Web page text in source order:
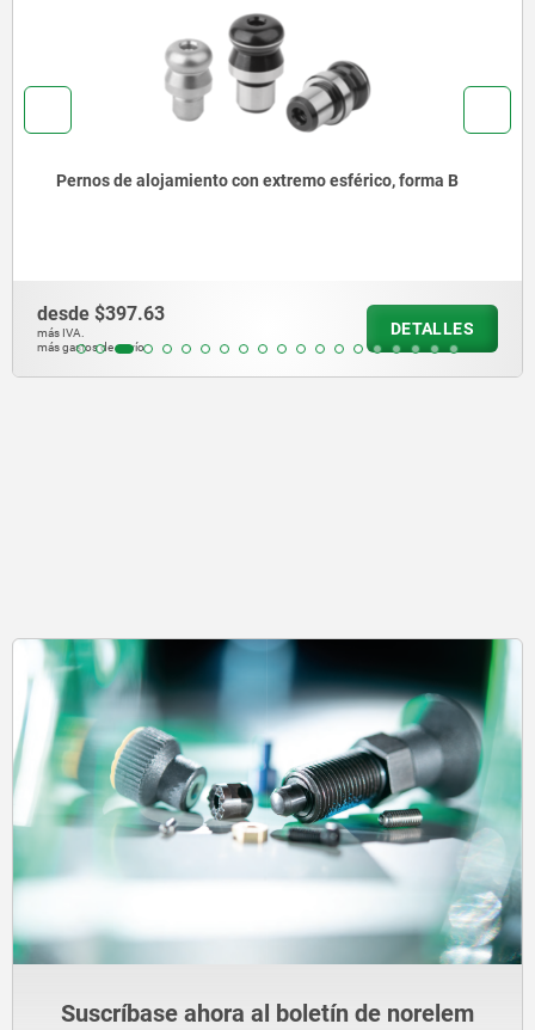
Pernos de alojamiento con extremo esférico, forma B
desde $397.63
más IVA.
más gastos de envío
DETALLES
Suscríbase ahora al boletín de norelem